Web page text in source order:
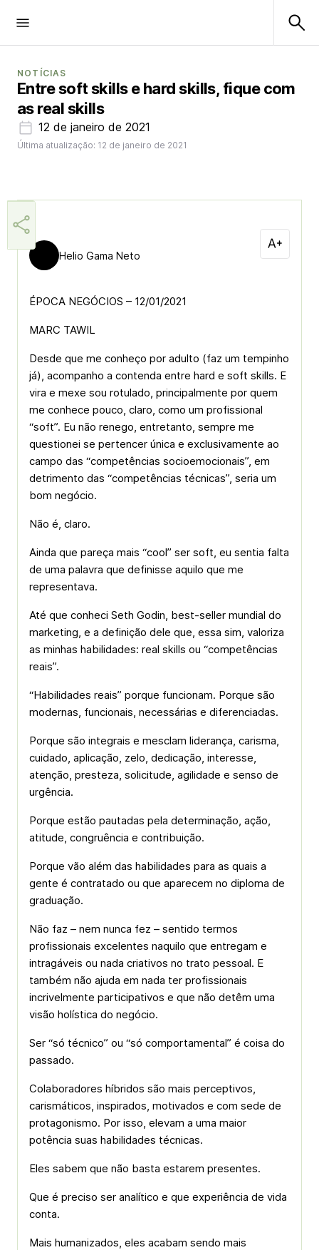
NOTÍCIAS
Entre soft skills e hard skills, fique com
as real skills
12 de janeiro de 2021
Última atualização: 12 de janeiro de 2021
Helio Gama Neto
ÉPOCA NEGÓCIOS – 12/01/2021
MARC TAWIL
Desde que me conheço por adulto (faz um tempinho
já), acompanho a contenda entre hard e soft skills. E
vira e mexe sou rotulado, principalmente por quem
me conhece pouco, claro, como um profissional
“soft”. Eu não renego, entretanto, sempre me
questionei se pertencer única e exclusivamente ao
campo das “competências socioemocionais”, em
detrimento das “competências técnicas”, seria um
bom negócio.
Não é, claro.
Ainda que pareça mais “cool” ser soft, eu sentia falta
de uma palavra que definisse aquilo que me
representava.
Até que conheci Seth Godin, best-seller mundial do
marketing, e a definição dele que, essa sim, valoriza
as minhas habilidades: real skills ou “competências
reais”.
“Habilidades reais” porque funcionam. Porque são
modernas, funcionais, necessárias e diferenciadas.
Porque são integrais e mesclam liderança, carisma,
cuidado, aplicação, zelo, dedicação, interesse,
atenção, presteza, solicitude, agilidade e senso de
urgência.
Porque estão pautadas pela determinação, ação,
atitude, congruência e contribuição.
Porque vão além das habilidades para as quais a
gente é contratado ou que aparecem no diploma de
graduação.
Não faz – nem nunca fez – sentido termos
profissionais excelentes naquilo que entregam e
intragáveis ou nada criativos no trato pessoal. E
também não ajuda em nada ter profissionais
incrivelmente participativos e que não detêm uma
visão holística do negócio.
Ser “só técnico” ou “só comportamental” é coisa do
passado.
Colaboradores híbridos são mais perceptivos,
carismáticos, inspirados, motivados e com sede de
protagonismo. Por isso, elevam a uma maior
potência suas habilidades técnicas.
Eles sabem que não basta estarem presentes.
Que é preciso ser analítico e que experiência de vida
conta.
Mais humanizados, eles acabam sendo mais